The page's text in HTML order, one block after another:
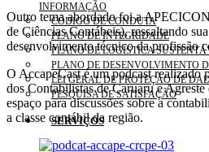
INFORMAÇÃO
CÓDIGO DE CONDUTA
PLANO DE INTEGRIDADE
PLANO DE LOGÍSTICA
PLANO DE DESENVOLVIMENTO
LEI GERAL DE PROTEÇÃO DE
PESQUISA DE SATISFAÇÃO
SERVIÇOS
Outro tema abordado foi a
de Ciências Contábeis), ressaltando
desenvolvimento técnico da profissão
O AccapeCast é um podcast
dos Contabilistas de Caruaru e
espaço para discussões sobre a
a classe contábil da região.